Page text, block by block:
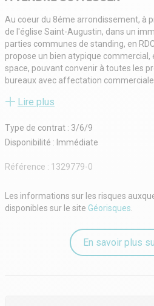
Au coeur du 8éme arrondissement, à
de l'église Saint-Augustin, dans un
parties communes de standing, en
propose un bien atypique commercial,
space, pouvant convenir à toutes les
bureaux avec affectation
métro, bus, RER, Train, parkings à
Lire plus
Type de contrat : 3/6/9
Disponibilité : Immédiate
Référence : 1329779-0
Les informations sur les risques
disponibles sur le site Géorisques.
En savoir plus